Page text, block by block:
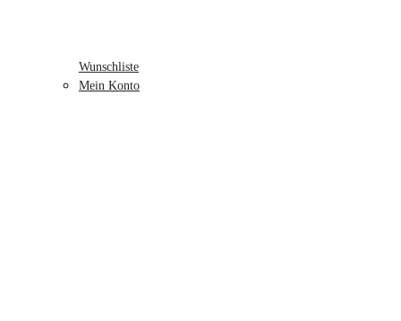
Wunschliste
Mein Konto